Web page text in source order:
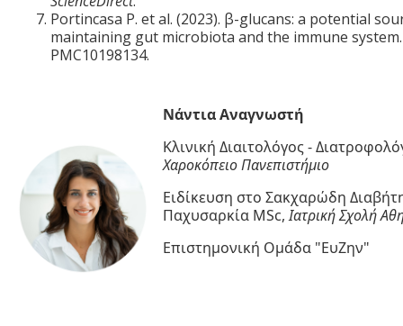
Portincasa P. et al. (2023). β-glucans: a potential
maintaining gut microbiota and the immune
PMC10198134.
Νάντια Αναγνωστή
Κλινική Διαιτολόγος -
Χαροκόπειο Πανεπιστήμιο
Ειδίκευση στο Σακχαρώδη
Παχυσαρκία MSc,Ιατρική Σχολή
Επιστημονική Ομάδα "ΕυΖην"